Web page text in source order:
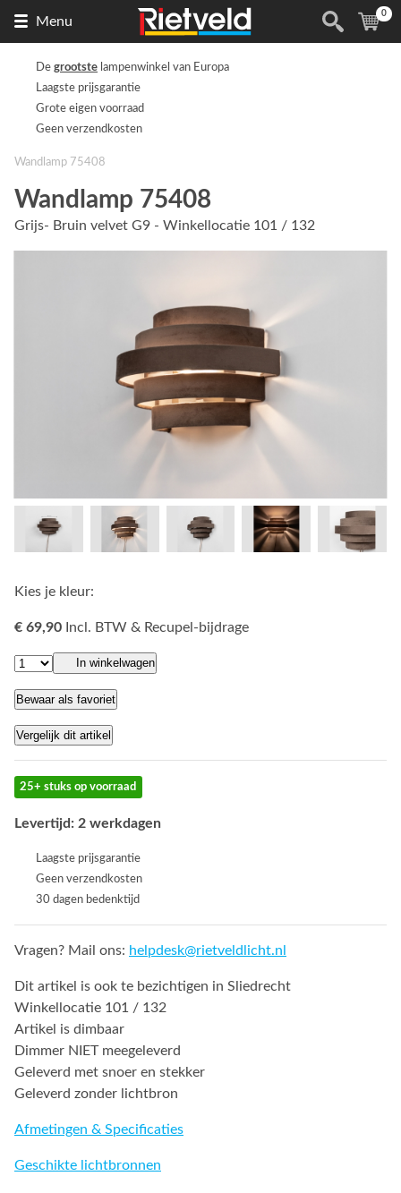
Menu
de
(
0
De grootste lampenwinkel van Europa
Laagste prijsgarantie
Grote eigen voorraad
Geen verzendkosten
Wandlamp 75408
Wandlamp 75408
Grijs- Bruin velvet G9 - Winkellocatie 101 / 132
Kies je kleur:
€ 69,90 Incl. BTW & Recupel-bijdrage
In winkelwagen
Bewaar als favoriet
Vergelijk dit artikel
25+ stuks op voorraad
Levertijd: 2 werkdagen
Laagste prijsgarantie
Geen verzendkosten
30 dagen bedenktijd
Vragen? Mail ons: helpdesk@rietveldlicht.nl
Dit artikel is ook te bezichtigen in Sliedrecht
Winkellocatie 101 / 132
Artikel is dimbaar
Dimmer NIET meegeleverd
Geleverd met snoer en stekker
Geleverd zonder lichtbron
Afmetingen & Specificaties
Geschikte lichtbronnen